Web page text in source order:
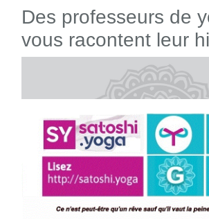
Des professeurs de
vous racontent leur